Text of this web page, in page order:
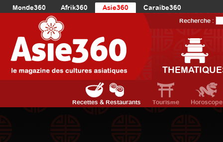
Monde360 Afrik360 Asie360
Caraibe360
Europe360
AmériqueDuNord360
Océanie360
Recherche :
Recettes & Restaurants Tourisme Horoscope